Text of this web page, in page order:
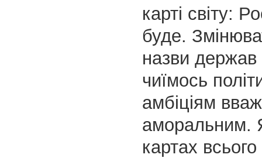
карті світу:
буде.
назви держав
чиїмось
амбіціям
аморальним.
картах всього